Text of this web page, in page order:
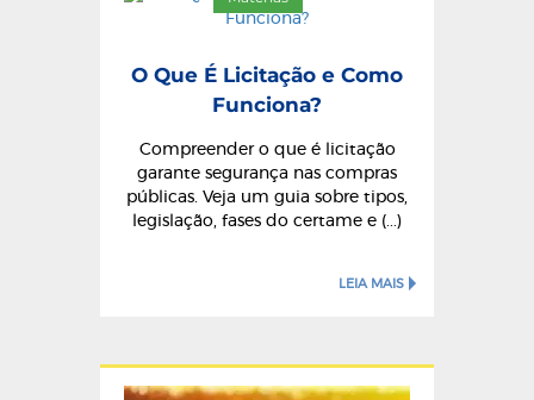
O Que É Licitação e Como
Funciona?
Compreender o que é licitação
garante segurança nas compras
públicas. Veja um guia sobre tipos,
legislação, fases do certame e (...)
LEIA MAIS